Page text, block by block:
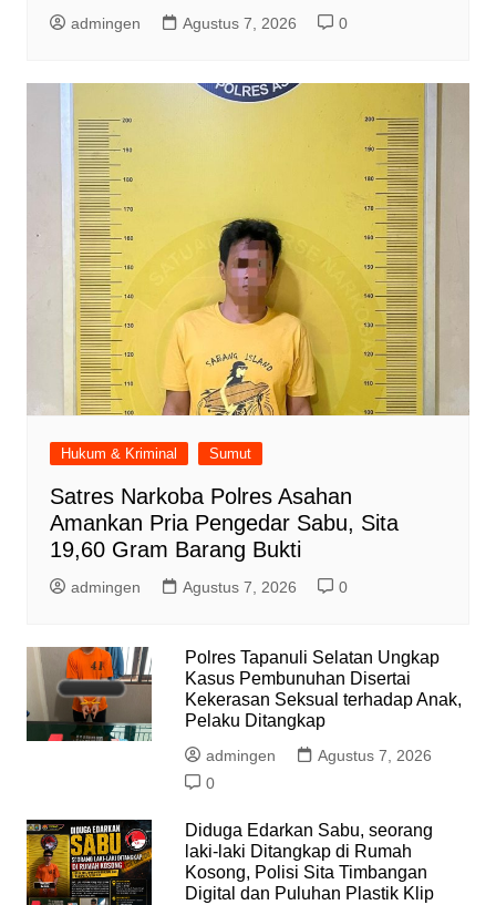
admingen Agustus 7, 2026 0
Hukum & Kriminal Sumut
Satres Narkoba Polres Asahan
Amankan Pria Pengedar Sabu, Sita
19,60 Gram Barang Bukti
admingen Agustus 7, 2026 0
Polres Tapanuli Selatan Ungkap
Kasus Pembunuhan Disertai
Kekerasan Seksual terhadap Anak,
Pelaku Ditangkap
admingen
Agustus 7, 2026
0
Diduga Edarkan Sabu, seorang
laki-laki Ditangkap di Rumah
Kosong, Polisi Sita Timbangan
Digital dan Puluhan Plastik Klip